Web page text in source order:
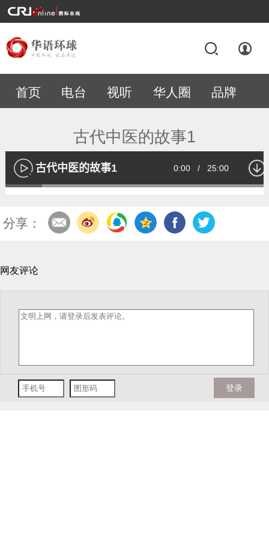
首页 电台 视听 华人圈 品牌
古代中医的故事1
播
放
古代中医的故事1 Current
0:00 / Duration
25:00
Loaded:
分享：
网友评论
登录